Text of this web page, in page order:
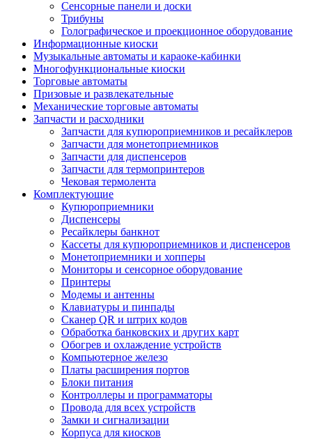
Сенсорные панели и доски
Трибуны
Голографическое и проекционное оборудование
Информационные киоски
Музыкальные автоматы и караоке-кабинки
Многофункциональные киоски
Торговые автоматы
Призовые и развлекательные
Механические торговые автоматы
Запчасти и расходники
Запчасти для купюроприемников и ресайклеров
Запчасти для монетоприемников
Запчасти для диспенсеров
Запчасти для термопринтеров
Чековая термолента
Комплектующие
Купюроприемники
Диспенсеры
Ресайклеры банкнот
Кассеты для купюроприемников и диспенсеров
Монетоприемники и хопперы
Мониторы и сенсорное оборудование
Принтеры
Модемы и антенны
Клавиатуры и пинпады
Сканер QR и штрих кодов
Обработка банковских и других карт
Обогрев и охлаждение устройств
Компьютерное железо
Платы расширения портов
Блоки питания
Контроллеры и программаторы
Провода для всех устройств
Замки и сигнализации
Корпуса для киосков